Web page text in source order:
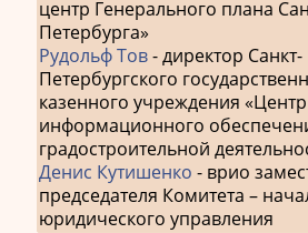
центр Генерального плана
Петербурга»
Рудольф Тов- директор Санкт-
Петербургского
казенного учреждения «Центр
информационного
градостроительной
Денис Кутишенко - врио
председателя Комитета –
юридического управления